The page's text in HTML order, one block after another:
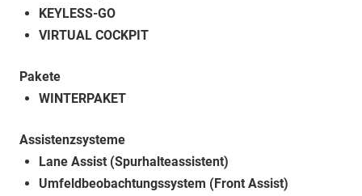
KEYLESS-GO
VIRTUAL COCKPIT
Pakete
WINTERPAKET
Assistenzsysteme
Lane Assist (Spurhalteassistent)
Umfeldbeobachtungssystem (Front Assist)